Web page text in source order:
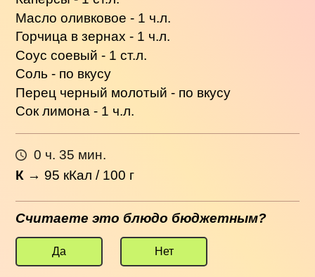
Масло оливковое - 1 ч.л.
Горчица в зернах - 1 ч.л.
Соус соевый - 1 ст.л.
Соль - по вкусу
Перец черный молотый - по вкусу
Сок лимона - 1 ч.л.
0 ч. 35 мин.
К → 95 кКал / 100 г
Считаете это блюдо бюджетным?
Да Нет